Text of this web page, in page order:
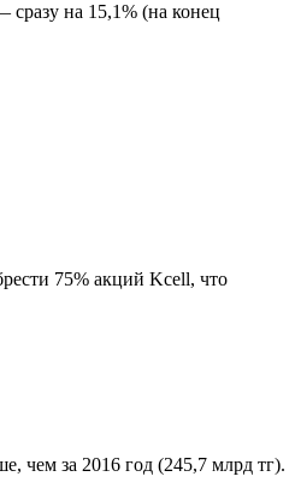
на 15,1% (на конец
75% акций Kcell, что
чем за 2016 год (245,7 млрд тг).